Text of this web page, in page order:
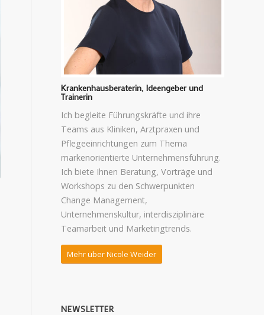
Krankenhausberaterin, Ideengeber und
Trainerin
Ich begleite Führungskräfte und ihre
Teams aus Kliniken, Arztpraxen und
Pflegeeinrichtungen zum Thema
markenorientierte Unternehmensführung.
Ich biete Ihnen Beratung, Vorträge und
Workshops zu den Schwerpunkten
Change Management,
Unternehmenskultur, interdisziplinäre
Teamarbeit und Marketingtrends.
Mehr über Nicole Weider
NEWSLETTER